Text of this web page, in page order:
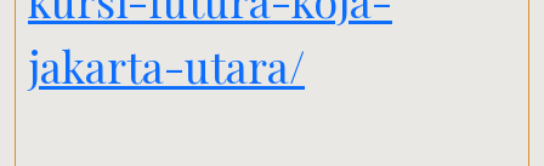
jakarta-utara/